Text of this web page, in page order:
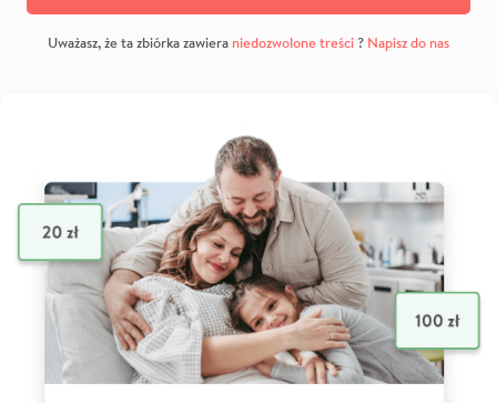
Uważasz, że ta zbiórka zawiera niedozwolone treści? Napisz do nas